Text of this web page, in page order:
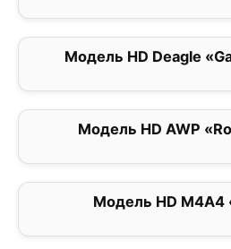
Модель HD Deagle
Модель HD AWP
Модель HD M4A4